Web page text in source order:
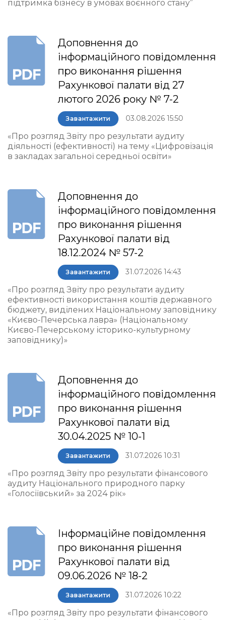
підтримка бізнесу в умовах воєнного стану”
Доповнення до
інформаційного повідомлення
про виконання рішення
Рахункової палати від 27
лютого 2026 року № 7-2
Завантажити 03.08.2026 15:50
«Про розгляд Звіту про результати аудиту
діяльності (ефективності) на тему «Цифровізація
в закладах загальної середньої освіти»
Доповнення до
інформаційного повідомлення
про виконання рішення
Рахункової палати від
18.12.2024 № 57-2
Завантажити 31.07.2026 14:43
«Про розгляд Звіту про результати аудиту
ефективності використання коштів державного
бюджету, виділених Національному заповіднику
«Києво-Печерська лавра» (Національному
Києво-Печерському історико-культурному
заповіднику)»
Доповнення до
інформаційного повідомлення
про виконання рішення
Рахункової палати від
30.04.2025 № 10-1
Завантажити 31.07.2026 10:31
«Про розгляд Звіту про результати фінансового
аудиту Національного природного парку
«Голосіївський» за 2024 рік»
Інформаційне повідомлення
про виконання рішення
Рахункової палати від
09.06.2026 № 18-2
Завантажити 31.07.2026 10:22
«Про розгляд Звіту про результати фінансового